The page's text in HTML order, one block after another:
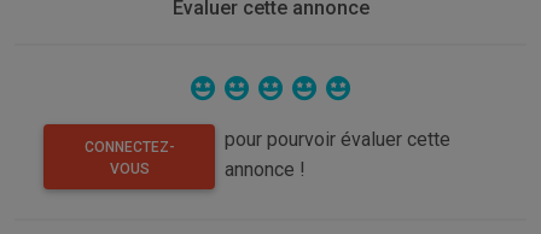
Evaluer cette annonce
CONNECTEZ-
VOUS
pour pourvoir évaluer cette
annonce !